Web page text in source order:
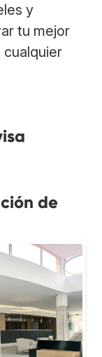
y
tu mejor
cualquier
de